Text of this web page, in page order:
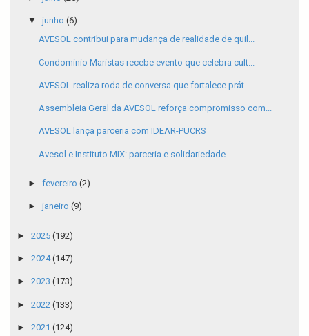
▼ junho (6)
AVESOL contribui para mudança de realidade de quil...
Condomínio Maristas recebe evento que celebra cult...
AVESOL realiza roda de conversa que fortalece prát...
Assembleia Geral da AVESOL reforça compromisso com...
AVESOL lança parceria com IDEAR-PUCRS
Avesol e Instituto MIX: parceria e solidariedade
► fevereiro (2)
► janeiro (9)
► 2025 (192)
► 2024(147)
► 2023 (173)
► 2022 (133)
► 2021 (124)